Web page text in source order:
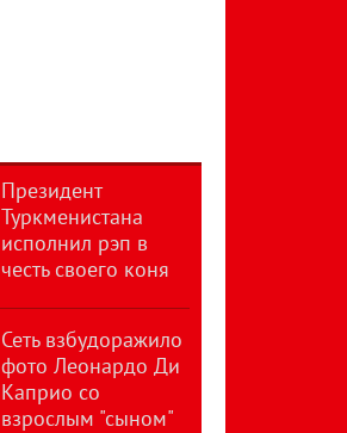
Президент
Туркменистана
исполнил рэп в
честь своего коня
Сеть взбудоражило
фото Леонардо Ди
Каприо со
взрослым "сыном"